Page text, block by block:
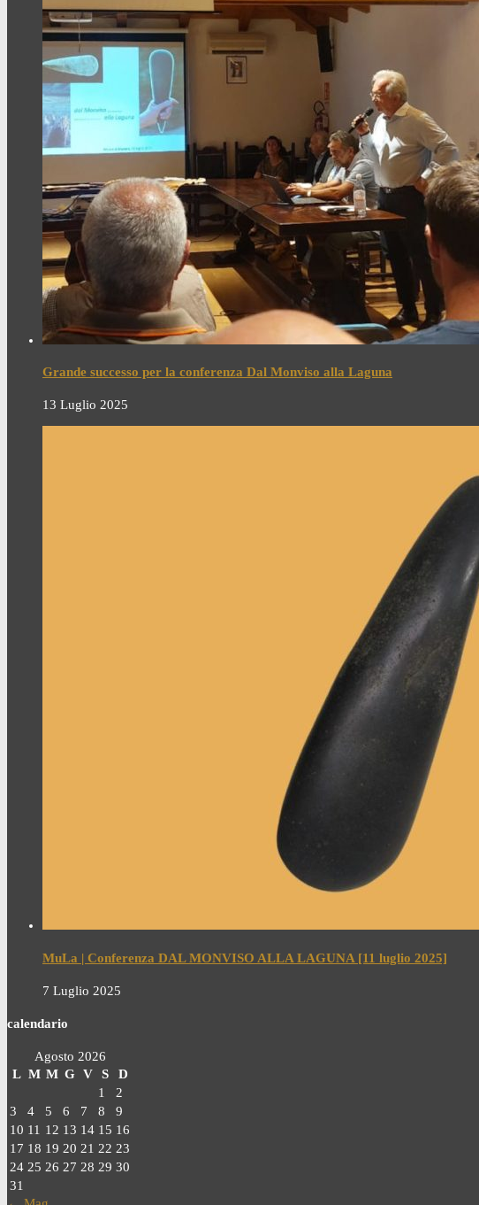
Grande successo per la conferenza Dal Monviso alla Laguna
13 Luglio 2025
MuLa | Conferenza DAL MONVISO ALLA LAGUNA [11 luglio 2025]
7 Luglio 2025
calendario
Agosto 2026
L M M G V S
D
1
2
3
4 5 6 7 8
9
10 11 12 13 14 15 16
17 18 19 20 21 22 23
24 25 26 27 28 29 30
31